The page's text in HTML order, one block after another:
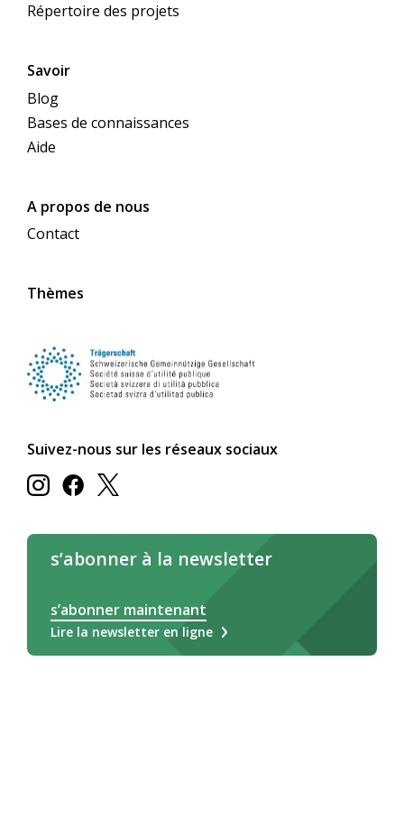
Répertoire des projets
Savoir
Blog
Bases de connaissances
Aide
A propos de nous
Contact
Thèmes
Suivez-nous sur les réseaux sociaux
s’abonner à la newsletter
s’abonner maintenant
Lire la newsletter en ligne